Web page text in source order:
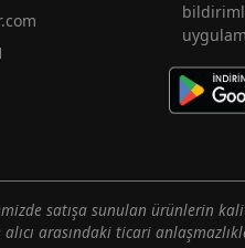
satışa sunulan ürünlerin
arasındaki ticari